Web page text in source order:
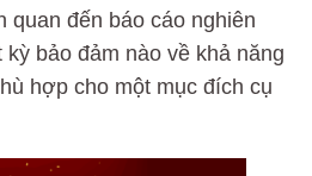
quan đến báo cáo nghiên
bảo đảm nào về khả năng
hợp cho một mục đích cụ